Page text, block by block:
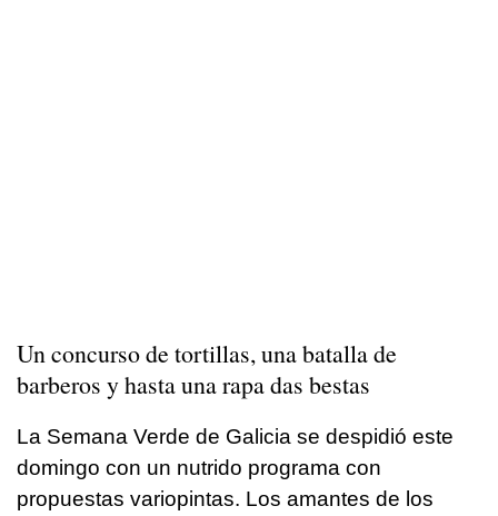
Un concurso de tortillas, una batalla de
barberos y hasta una rapa das bestas
La Semana Verde de Galicia se despidió este
domingo con un nutrido programa con
propuestas variopintas. Los amantes de los